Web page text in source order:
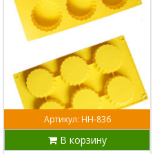
Артикул: НН-836
В корзину